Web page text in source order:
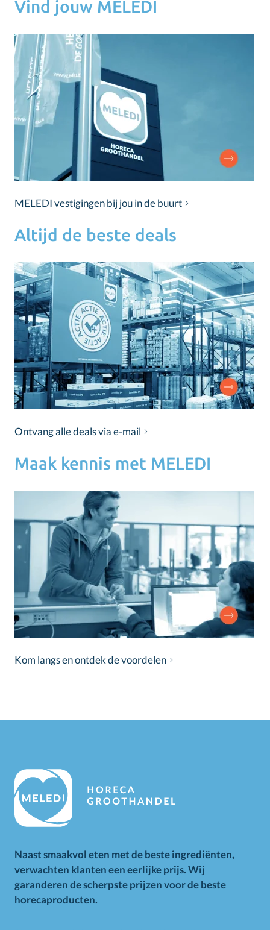
Vind jouw MELEDI
MELEDI vestigingen bij jou in de buurt
Altijd de beste deals
Ontvang alle deals via e-mail
Maak kennis met MELEDI
Kom langs en ontdek de voordelen
Naast smaakvol eten met de beste ingrediënten,
verwachten klanten een eerlijke prijs. Wij
garanderen de scherpste prijzen voor de beste
horecaproducten.